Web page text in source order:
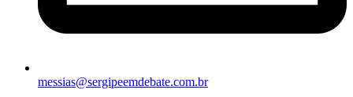
messias@sergipeemdebate.com.br